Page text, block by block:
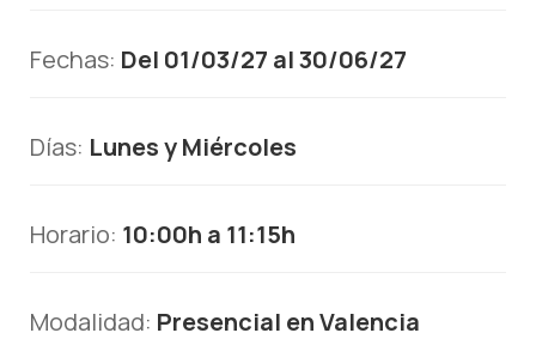
Fechas: Del 01/03/27 al 30/06/27
Días: Lunes y Miércoles
Horario: 10:00h a 11:15h
Modalidad: Presencial en Valencia